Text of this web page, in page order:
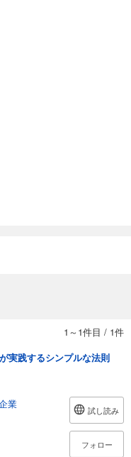
1～1件目 / 1件
実践するシンプルな法則
業
試し読み
フォロー